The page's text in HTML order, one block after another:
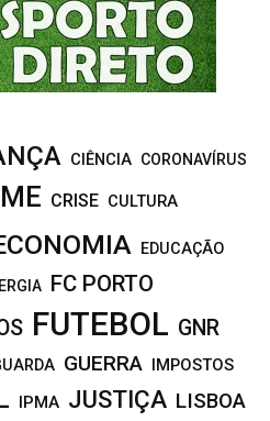
CIÊNCIA CORONAVÍRUS
CRISE CULTURA
EDUCAÇÃO
FC PORTO
FUTEBOL GNR
GUERRA IMPOSTOS
IPMA JUSTIÇA LISBOA